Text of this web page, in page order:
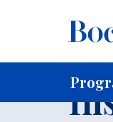
Home